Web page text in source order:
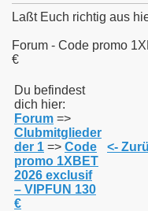
Laßt Euch richtig aus
Forum - Code promo
€
Du befindest
dich hier:
Forum =>
Clubmitglieder
der 1 => Code
promo 1XBET
2026 exclusif
– VIPFUN 130
€
<-